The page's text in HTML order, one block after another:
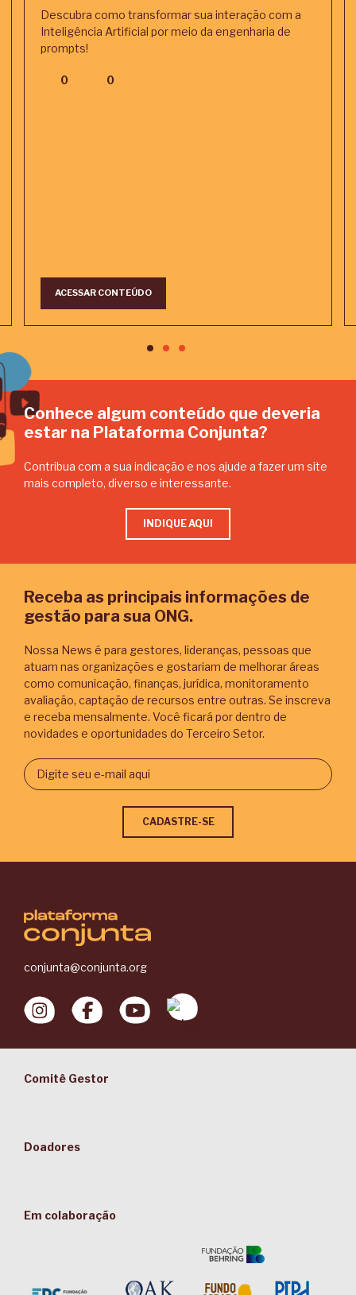
Descubra como transformar sua interação com a
Inteligência Artificial por meio da engenharia de
prompts!
0 0
ACESSAR CONTEÚDO
Conhece algum conteúdo que deveria
estar na Plataforma Conjunta?
Contribua com a sua indicação e nos ajude a fazer um site
mais completo, diverso e interessante.
INDIQUE AQUI
Receba as principais informações de
gestão para sua ONG.
Nossa News é para gestores, lideranças, pessoas que
atuam nas organizações e gostariam de melhorar áreas
como comunicação, finanças, jurídica, monitoramento
avaliação, captação de recursos entre outras. Se inscreva
e receba mensalmente. Você ficará por dentro de
novidades e oportunidades do Terceiro Setor.
conjunta@conjunta.org
Comitê Gestor
Doadores
Em colaboração